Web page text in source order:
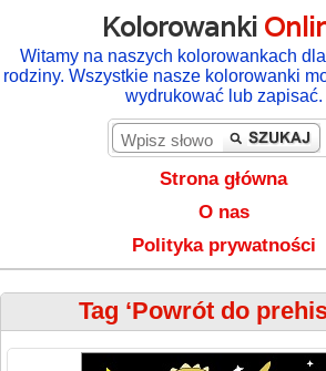
Kolorowanki
Witamy na naszych kolorowankach
rodziny. Wszystkie nasze kolorowanki
wydrukować lub zapisać.
Strona główna
O nas
Polityka prywatności
Tag ‘Powrót do